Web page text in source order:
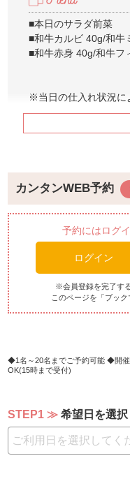
■本日のサラダ前菜
■和牛カルビ 40g/和牛
■和牛赤身 40g/和牛フ
※当日の仕入れ状況に
合がございます
カンタンWEB予約
予約にはログ
ログイン
※会員登録を完了す
このページを「ブッ
1名～20名までご予約可能 開
OK(15時まで受付)
STEP1 希望日を選択